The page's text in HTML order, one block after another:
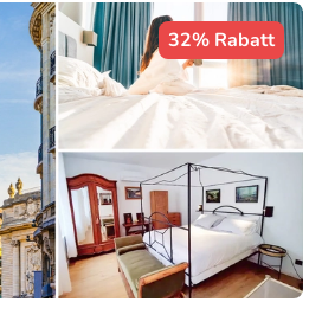
32% Rabatt